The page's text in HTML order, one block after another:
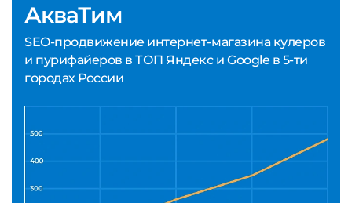
АкваТим
SEO-продвижение интернет-магазина кулеров
и пурифайеров в ТОП Яндекс и Google в 5-ти
городах России